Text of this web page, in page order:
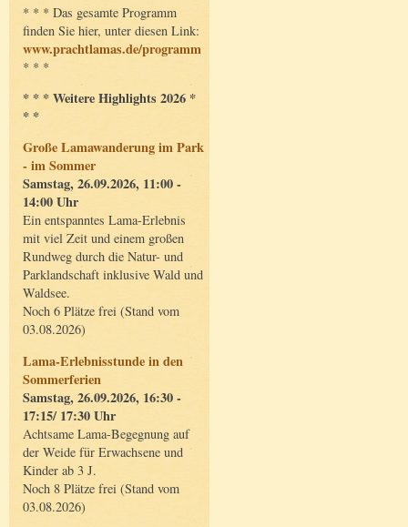
* * * Das gesamte Programm
finden Sie hier, unter diesen Link:
www.prachtlamas.de/programm
* * *
* * * Weitere Highlights 2026 *
* *
Große Lamawanderung im Park
- im Sommer
Samstag, 26.09.2026, 11:00 -
14:00 Uhr
Ein entspanntes Lama-Erlebnis
mit viel Zeit und einem großen
Rundweg durch die Natur- und
Parklandschaft inklusive Wald und
Waldsee.
Noch 6 Plätze frei (Stand vom
03.08.2026)
Lama-Erlebnisstunde in den
Sommerferien
Samstag, 26.09.2026, 16:30 -
17:15/ 17:30 Uhr
Achtsame Lama-Begegnung auf
der Weide für Erwachsene und
Kinder ab 3 J.
Noch 8 Plätze frei (Stand vom
03.08.2026)